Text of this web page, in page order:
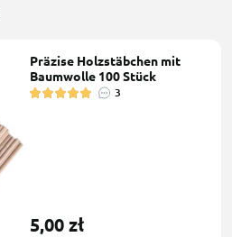
Präzise Holzstäbchen mit
Baumwolle 100 Stück
3
5,00 zł